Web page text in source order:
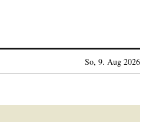
So, 9. Aug 2026